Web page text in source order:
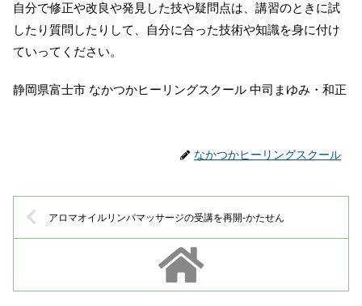
自分で修正や改良や発見した技や疑問点は、講習のときに試
したり質問したりして、自分に合った技術や知識を身に付け
ていってください。
静岡県富士市 なかつかヒーリングスクール 中司まゆみ・和正
なかつかヒーリングスクール
アロマオイルリンパマッサージの受講を再開-かたせん